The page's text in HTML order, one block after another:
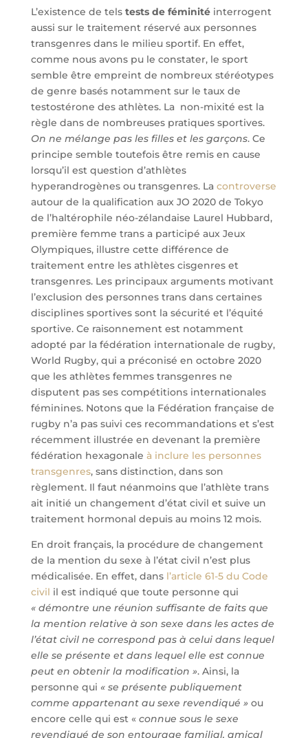
L’existence de tels tests de féminitéinterrogent
aussi sur le traitement réservé aux personnes
transgenres dans le milieu sportif. En effet,
comme nous avons pu le constater, le sport
semble être empreint de nombreux stéréotypes
de genre basés notamment sur le taux de
testostérone des athlètes. La non-mixité est la
règle dans de nombreuses pratiques sportives.
On ne mélange pas les filles et les garçons. Ce
principe semble toutefois être remis en cause
lorsqu’il est question d’athlètes
hyperandrogènes ou transgenres. La controverse
autour de la qualification aux JO 2020 de Tokyo
de l’haltérophile néo-zélandaise Laurel Hubbard,
première femme trans a participé aux Jeux
Olympiques, illustre cette différence de
traitement entre les athlètes cisgenres et
transgenres. Les principaux arguments motivant
l’exclusion des personnes trans dans certaines
disciplines sportives sont la sécurité et l’équité
sportive. Ce raisonnement est notamment
adopté par la fédération internationale de rugby,
World Rugby, qui a préconisé en octobre 2020
que les athlètes femmes transgenres ne
disputent pas ses compétitions internationales
féminines. Notons que la Fédération française de
rugby n’a pas suivi ces recommandations et s’est
récemment illustrée en devenant la première
fédération hexagonale à inclure les personnes
transgenres, sans distinction, dans son
règlement. Il faut néanmoins que l’athlète trans
ait initié un changement d’état civil et suive un
traitement hormonal depuis au moins 12 mois.
En droit français, la procédure de changement
de la mention du sexe à l’état civil n’est plus
médicalisée. En effet, dans l’article 61-5 du Code
civil il est indiqué que toute personne qui
« démontre une réunion suffisante de faits que
la mention relative à son sexe dans les actes de
l’état civil ne correspond pas à celui dans lequel
elle se présente et dans lequel elle est connue
peut en obtenir la modification ». Ainsi, la
personne qui « se présente publiquement
comme appartenant au sexe revendiqué »ou
encore celle qui est «connue sous le sexe
revendiqué de son entourage familial, amical